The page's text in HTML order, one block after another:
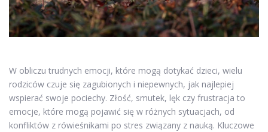
W obliczu trudnych emocji, które mogą dotykać dzieci, wielu
rodziców czuje się zagubionych i niepewnych, jak najlepiej
wspierać swoje pociechy. Złość, smutek, lęk czy frustracja to
emocje, które mogą pojawić się w różnych sytuacjach, od
konfliktów z rówieśnikami po stres związany z nauką. Kluczowe